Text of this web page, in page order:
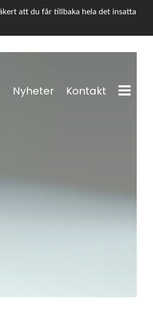
att du får tillbaka hela det insatta
Nyheter Kontakt